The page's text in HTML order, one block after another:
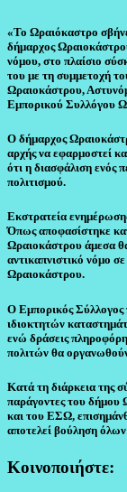
«Το Ωραιόκαστρο
δήμαρχος
νόμου, στο πλαίσιο
του με τη συμμετοχή
Ωραιοκάστρου,
Εμπορικού Συλλόγου
Ο δήμαρχος
αρχής να εφαρμοστεί
ότι η διασφάλιση ενός
πολιτισμού.
Εκστρατεία
Όπως αποφασίστηκε
Ωραιοκάστρου άμεσα
αντικαπνιστικό νόμο
Ωραιοκάστρου.
Ο Εμπορικός Σύλλογος
ιδιοκτητών
ενώ δράσεις
πολιτών θα
Κατά τη διάρκεια της
παράγοντες του δήμου
και του ΕΣΩ,
αποτελεί βούληση
Κοινοποιήστε: